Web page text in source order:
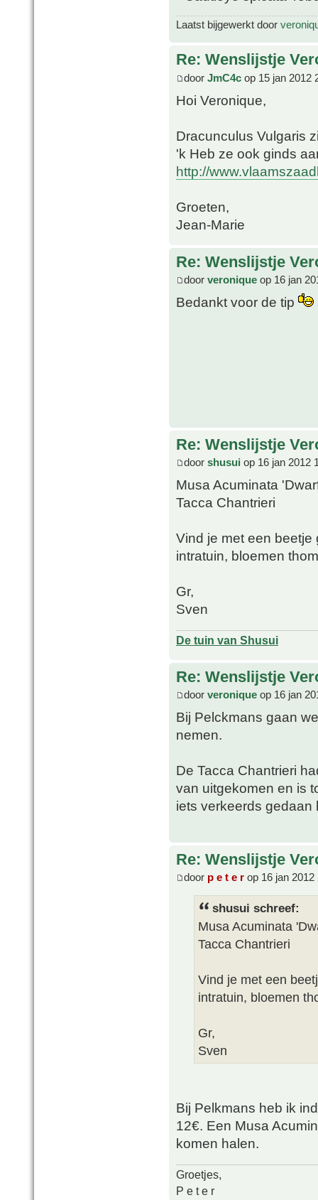
Laatst bijgewerkt door
Re: Wenslijstje
door JmC4c op 15 jan 2012
Hoi Veronique,
Dracunculus Vulgaris
'k Heb ze ook ginds
http://
Groeten,
Jean-Marie
Re: Wenslijstje
door veronique op 16 jan
Bedankt voor de tip
Re: Wenslijstje
door shusui op 16 jan 2012
Musa Acuminata
Tacca Chantrieri
Vind je met een
intratuin, bloemen
Gr,
Sven
De tuin van Shusui
Re: Wenslijstje
door veronique op 16 jan
Bij Pelckmans gaan
nemen.
De Tacca Chantrieri
van uitgekomen en is
iets verkeerds
Re: Wenslijstje
door p e t e r op 16 jan 2012
shusui schreef:
Musa Acuminata
Tacca Chantrieri
Vind je met een
intratuin, bloemen
Gr,
Sven
Bij Pelkmans heb ik
12€. Een Musa
komen halen.
Groetjes,
P e t e r